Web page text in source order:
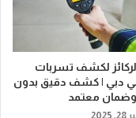
لكشف تسربات
في دبي | كشف دقيق بدون
معتمد